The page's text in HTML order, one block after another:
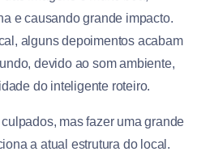
e causando grande impacto.
alguns depoimentos acabam
devido ao som ambiente,
do inteligente roteiro.
mas fazer uma grande
a atual estrutura do local.